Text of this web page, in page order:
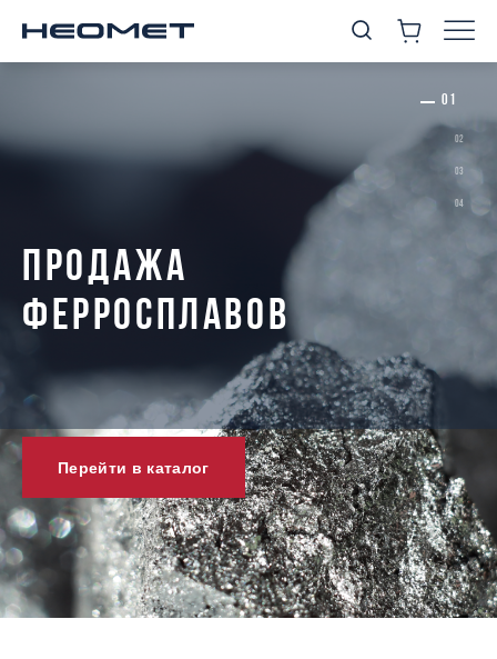
ПРОДАЖА
ФЕРРОСПЛАВОВ
Перейти в каталог